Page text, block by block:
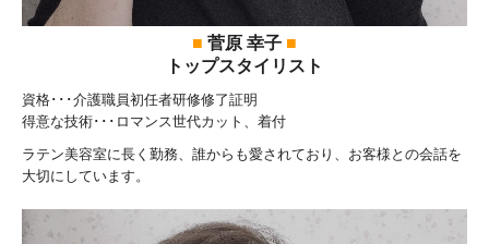
■ 菅原 幸子 ■
トップスタイリスト
資格･･･介護職員初任者研修修了証明
得意な技術･･･ロマンス世代カット、着付
ラテン美容室に長く勤務、誰からも愛されており、お客様との会話を
大切にしています。